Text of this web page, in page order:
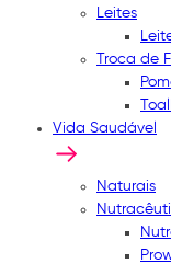
Leites
Troca de
Vida Saudável
Naturais